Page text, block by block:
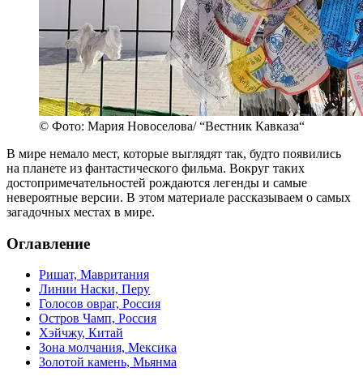
© Фото: Мария Новоселова/ “Вестник Кавказа“
В мире немало мест, которые выглядят так, будто появились
на планете из фантастического фильма. Вокруг таких
достопримечательностей рождаются легенды и самые
невероятные версии. В этом материале рассказываем о самых
загадочных местах в мире.
Оглавление
Ришат, Мавритания
Линии Наски, Перу
Голосов овраг, Россия
Остров Чамп, Россия
Хэйчжу, Китай
Зона молчания, Мексика
Золотой камень, Мьянма